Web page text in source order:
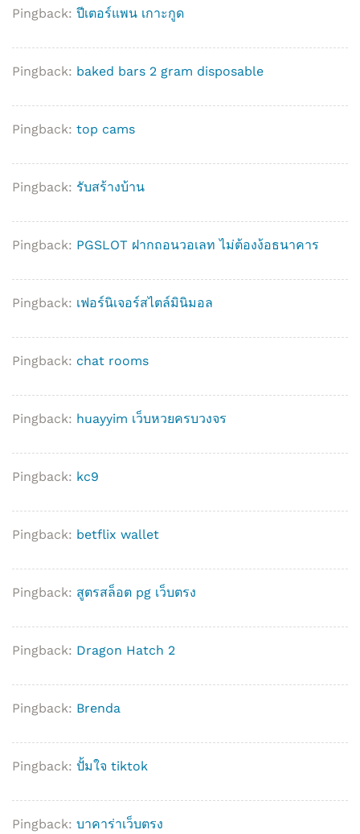
Pingback: ปีเตอร์แพน เกาะกูด
Pingback: baked bars 2 gram disposable
Pingback: top cams
Pingback: รับสร้างบ้าน
Pingback: PGSLOT ฝากถอนวอเลท ไม่ต้องง้อธนาคาร
Pingback: เฟอร์นิเจอร์สไตล์มินิมอล
Pingback: chat rooms
Pingback: huayyim เว็บหวยครบวงจร
Pingback: kc9
Pingback: betflix wallet
Pingback: สูตรสล็อต pg เว็บตรง
Pingback: Dragon Hatch 2
Pingback: Brenda
Pingback: ปั้มใจ tiktok
Pingback: บาคาร่าเว็บตรง